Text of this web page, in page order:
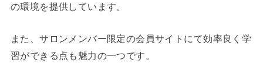
の環境を提供しています。
また、サロンメンバー限定の会員サイトにて効率良く学
習ができる点も魅力の一つです。